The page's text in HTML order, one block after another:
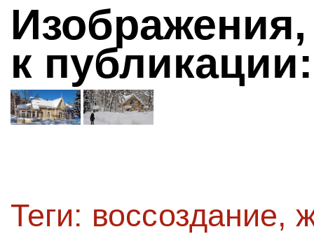
к публикации:
Теги: воссоздание,